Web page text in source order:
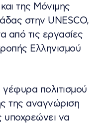
της Μόνιμης
στην UNESCO,
από τις εργασίες
Ελληνισμού
πολιτισμού
της αναγνώριση
υποχρεώνει να